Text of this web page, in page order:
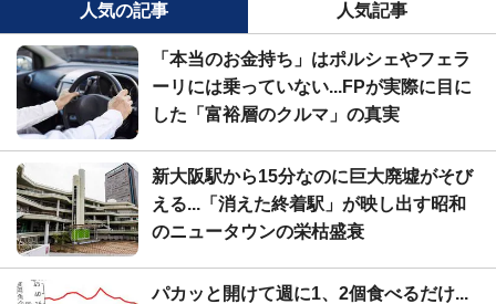
人気の記事
人気記事
「本当のお金持ち」はポルシェやフェラ
ーリには乗っていない...FPが実際に目に
した「富裕層のクルマ」の真実
新大阪駅から15分なのに巨大廃墟がそび
える...「消えた終着駅」が映し出す昭和
のニュータウンの栄枯盛衰
パカッと開けて週に1、2個食べるだけ...